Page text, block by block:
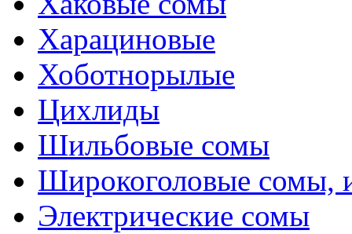
Харациновые
Хоботнорылые
Цихлиды
Шильбовые сомы
Широкоголовые сомы,
Электрические сомы